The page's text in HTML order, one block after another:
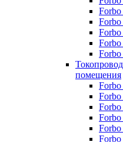
Forbo
Forbo
Forbo
Forbo
Forbo
помещения
Forbo
Forbo